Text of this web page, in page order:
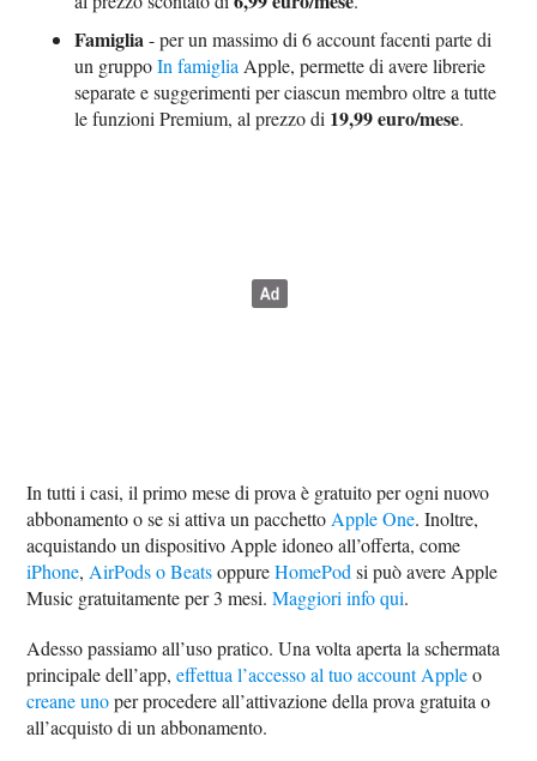
Famiglia- per un massimo di 6 account facenti parte di
un gruppoIn famiglia Apple, permette di avere librerie
separate e suggerimenti per ciascun membro oltre a tutte
le funzioni Premium, al prezzo di 19,99 euro/mese.
In tutti i casi, il primo mese di prova è gratuito per ogni nuovo
abbonamento o se si attiva un pacchetto Apple One. Inoltre,
acquistando un dispositivo Apple idoneo all’offerta, come
iPhone, AirPods o BeatsoppureHomePod si può avere Apple
Music gratuitamente per 3 mesi.Maggiori info qui.
Adesso passiamo all’uso pratico. Una volta aperta la schermata
principale dell’app,effettua l’accesso al tuo account Appleo
creane unoper procedere all’attivazione della prova gratuita o
all’acquisto di un abbonamento.